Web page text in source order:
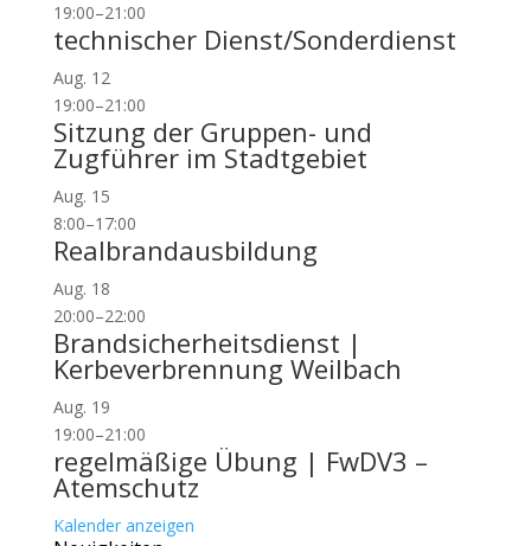
19:00–21:00
technischer Dienst/Sonderdienst
Aug. 12
19:00–21:00
Sitzung der Gruppen- und
Zugführer im Stadtgebiet
Aug. 15
8:00–17:00
Realbrandausbildung
Aug. 18
20:00–22:00
Brandsicherheitsdienst |
Kerbeverbrennung Weilbach
Aug. 19
19:00–21:00
regelmäßige Übung | FwDV3 –
Atemschutz
Kalender anzeigen